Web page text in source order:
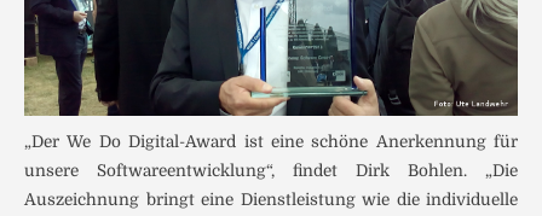
„Der We Do Digital-Award ist eine schöne Anerkennung für
unsere Softwareentwicklung“, findet Dirk Bohlen. „Die
Auszeichnung bringt eine Dienstleistung wie die individuelle